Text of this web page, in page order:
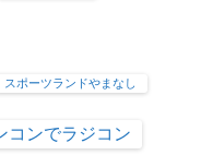
スポーツランドやまなし
コンでラジコン